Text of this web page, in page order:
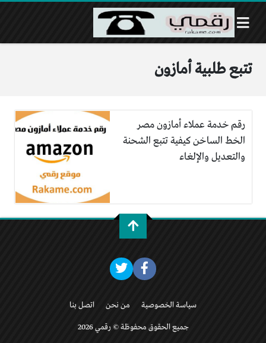
تتبع طلبية أمازون
رقم خدمة عملاء أمازون مصر
الخط الساخن كيفية تتبع الشحنة
والتعديل والإلغاء
سياسة الخصوصية من نحن اتصل بنا
جميع الحقوق محفوظة © رقمي 2026